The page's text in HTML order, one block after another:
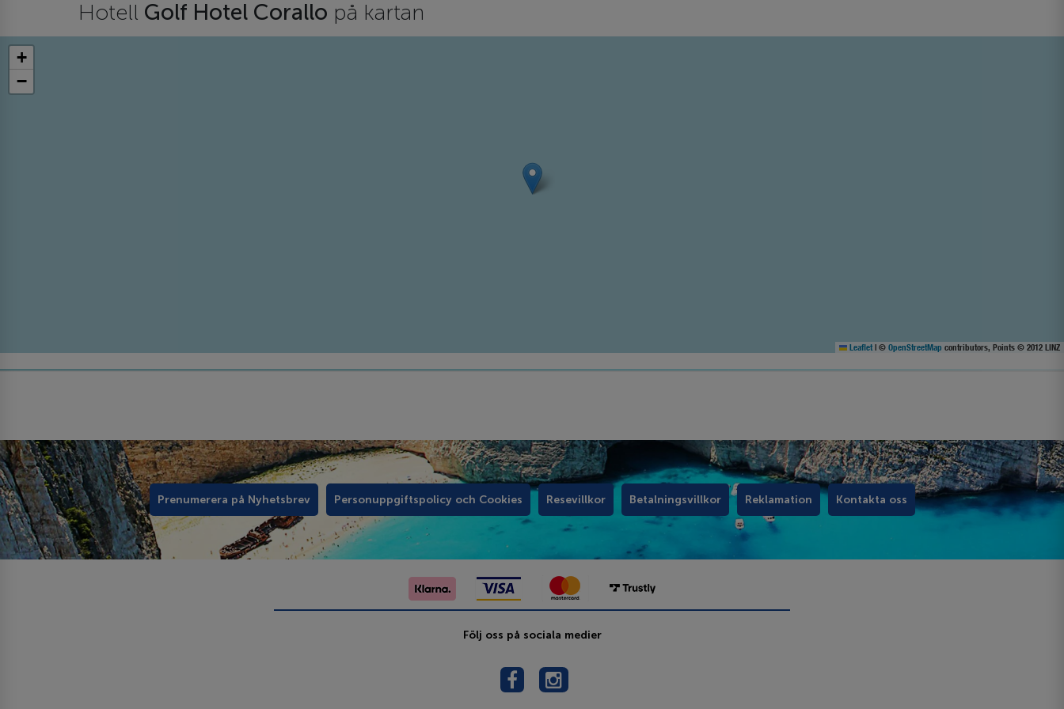
Hotell Golf Hotel Corallo på kartan
+
−
Leaflet | © OpenStreetMap contributors, Points © 2012 LINZ
Prenumerera på Nyhetsbrev Personuppgiftspolicy och Cookies Resevillkor Betalningsvillkor Reklamation Kontakta oss
Följ oss på sociala medier